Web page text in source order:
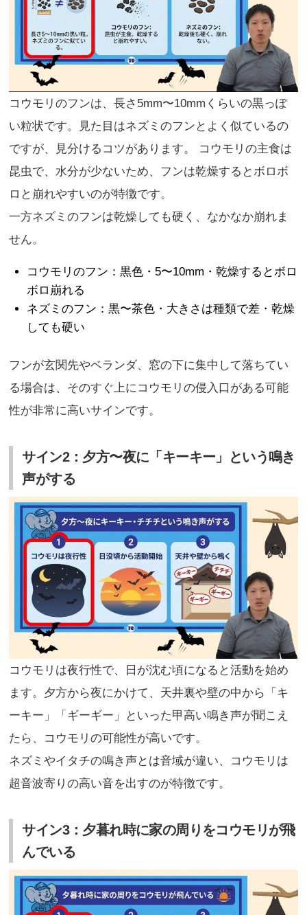
コウモリのフンは、長さ5mm〜10mmくらいの黒っぽ
い粒状です。見た目はネズミのフンとよく似ているの
ですが、見分けるコツがあります。 コウモリの主食は
昆虫で、水分が少ないため、フンは乾燥するとボロボ
ロと崩れやすいのが特徴です。
一方ネズミのフンは乾燥しても硬く、なかなか崩れま
せん。
コウモリのフン：黒色・5〜10mm・乾燥するとボロ
ボロ崩れる
ネズミのフン：黒〜茶色・大きさは種類で差・乾燥
しても硬い
フンが玄関先やベランダ、窓の下に集中して落ちてい
る場合は、そのすぐ上にコウモリの侵入口がある可能
性が非常に高いサインです。
サイン2：夕方〜夜に「キーキー」という鳴き
声がする
コウモリは夜行性で、日が沈む頃になると活動を始め
ます。夕方から夜にかけて、天井裏や壁の中から「キ
ーキー」「ギーギー」といった甲高い鳴き声が聞こえ
たら、コウモリの可能性が高いです。
ネズミやイタチの鳴き声とは音域が違い、コウモリは
超音波寄りの高い音を出すのが特徴です。
サイン3：夕暮れ時に家の周りをコウモリが飛
んでいる